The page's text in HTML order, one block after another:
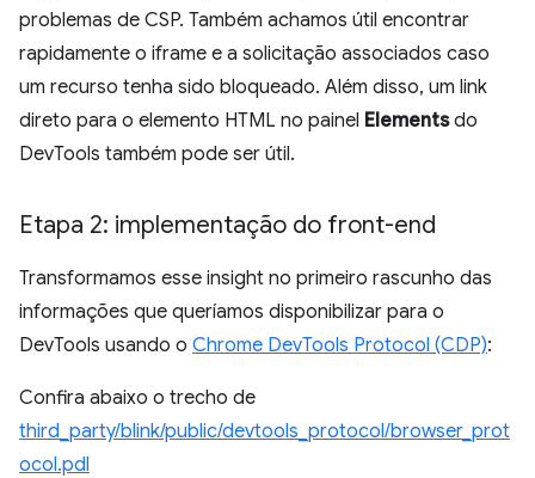
problemas de CSP. Também achamos útil encontrar
rapidamente o iframe e a solicitação associados caso
um recurso tenha sido bloqueado. Além disso, um link
direto para o elemento HTML no painel Elementsdo
DevTools também pode ser útil.
Etapa 2: implementação do front-end
Transformamos esse insight no primeiro rascunho das
informações que queríamos disponibilizar para o
DevTools usando o Chrome DevTools Protocol (CDP):
Confira abaixo o trecho de
third_party/blink/public/devtools_protocol/browser_prot
ocol.pdl